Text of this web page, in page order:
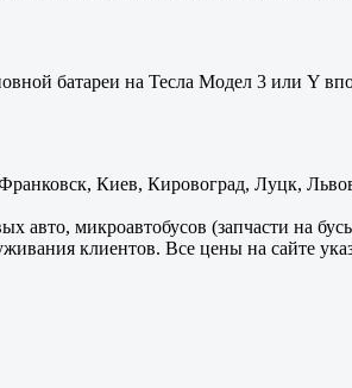
батареи на Тесла Модел 3 или Y
Киев, Кировоград, Луцк,
авто, микроавтобусов (запчасти на
клиентов. Все цены на сайте